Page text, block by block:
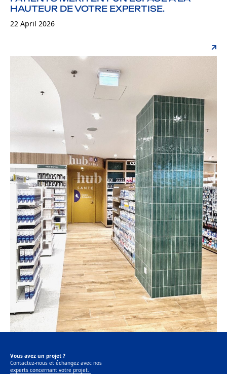
HAUTEUR DE VOTRE EXPERTISE.
22 April 2026
Vous avez un projet ?
Contactez-nous et échangez avec nos
experts concernant votre projet.